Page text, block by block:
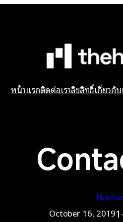
หน้าแรกติดต่อเราลิขสิทธิ์เกี่ยวกับ
October 16, 2019